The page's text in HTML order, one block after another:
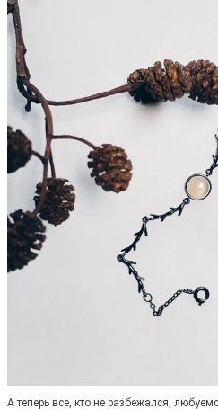
А теперь все, кто не разбежался,